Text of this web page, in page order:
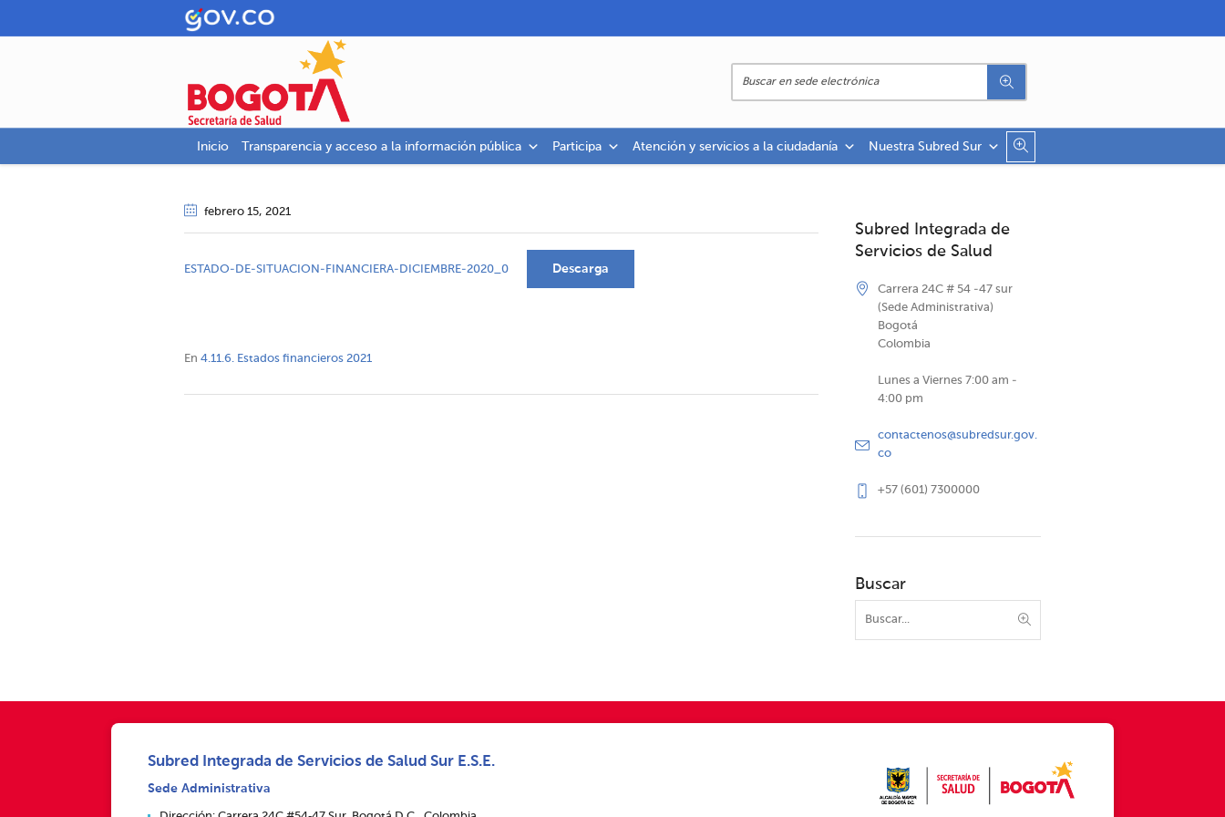
Inicio Transparencia y acceso a la información pública Participa Atención y servicios a la ciudadanía Nuestra Subred Sur
febrero 15, 2021
ESTADO-DE-SITUACION-FINANCIERA-DICIEMBRE-2020_0 Descarga
En 4.11.6. Estados financieros 2021
Subred Integrada de
Servicios de Salud
Carrera 24C # 54 -47 sur
(Sede Administrativa)
Bogotá
Colombia
Lunes a Viernes 7:00 am -
4:00 pm
contactenos@subredsur.gov.
co
+57 (601) 7300000
Buscar
Subred Integrada de Servicios de Salud Sur E.S.E.
Sede Administrativa